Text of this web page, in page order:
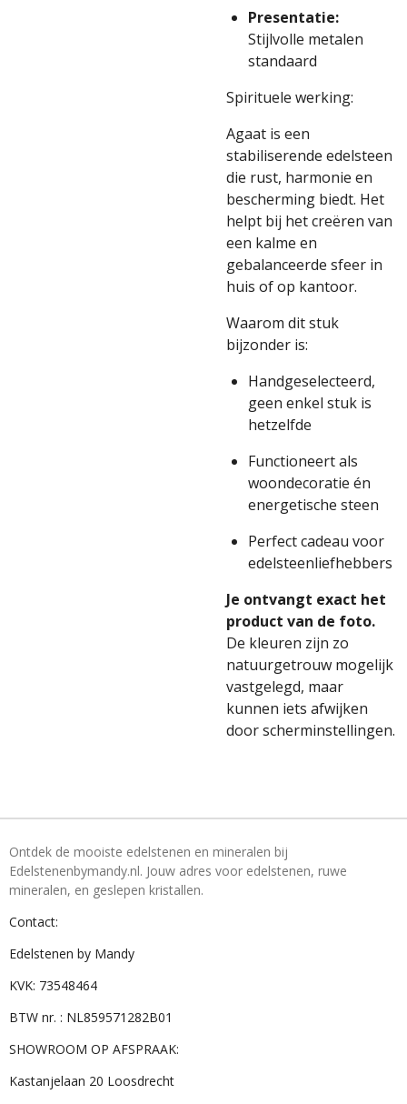
Presentatie:
Stijlvolle metalen
standaard
Spirituele werking:
Agaat is een
stabiliserende edelsteen
die rust, harmonie en
bescherming biedt. Het
helpt bij het creëren van
een kalme en
gebalanceerde sfeer in
huis of op kantoor.
Waarom dit stuk
bijzonder is:
Handgeselecteerd,
geen enkel stuk is
hetzelfde
Functioneert als
woondecoratie én
energetische steen
Perfect cadeau voor
edelsteenliefhebbers
Je ontvangt exact het
product van de foto.
De kleuren zijn zo
natuurgetrouw mogelijk
vastgelegd, maar
kunnen iets afwijken
door scherminstellingen.
Ontdek de mooiste edelstenen en mineralen bij
Edelstenenbymandy.nl. Jouw adres voor edelstenen, ruwe
mineralen, en geslepen kristallen.
Contact:
Edelstenen by Mandy
KVK: 73548464
BTW nr. : NL859571282B01
SHOWROOM OP AFSPRAAK:
Kastanjelaan 20 Loosdrecht